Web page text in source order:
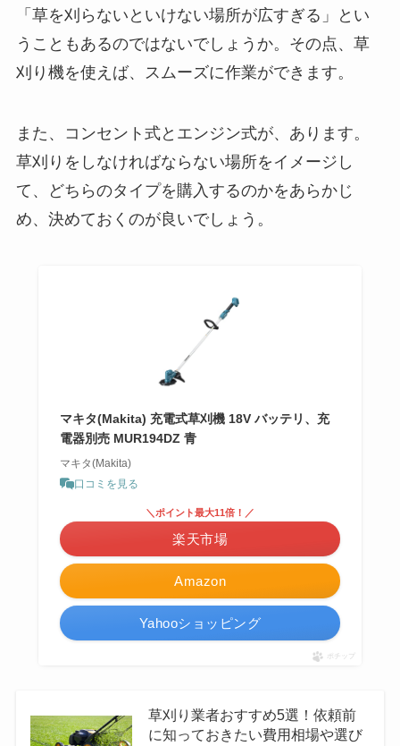
「草を刈らないといけない場所が広すぎる」とい
うこともあるのではないでしょうか。その点、草
刈り機を使えば、スムーズに作業ができます。
また、コンセント式とエンジン式が、あります。
草刈りをしなければならない場所をイメージし
て、どちらのタイプを購入するのかをあらかじ
め、決めておくのが良いでしょう。
マキタ(Makita) 充電式草刈機 18V バッテリ、充
電器別売 MUR194DZ 青
マキタ(Makita)
口コミを見る
Amazon
＼ポイント最大11倍！／
楽天市場
Yahooショッピング
ポチップ
草刈り業者おすすめ5選！依頼前
に知っておきたい費用相場や選び